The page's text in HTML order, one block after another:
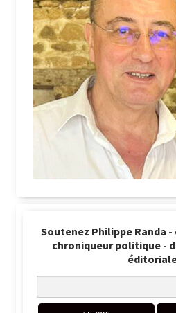
Soutenez Philippe Randa
chroniqueur politique -